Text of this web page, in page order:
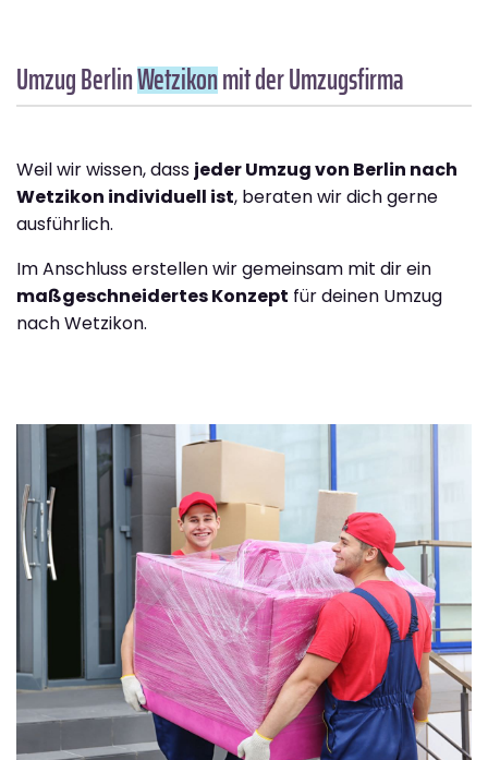
Umzug BerlinWetzikonmit der Umzugsfirma
Weil wir wissen, dass jeder Umzug von Berlin nach
Wetzikon individuell ist, beraten wir dich gerne
ausführlich.
Im Anschluss erstellen wir gemeinsam mit dir ein
maßgeschneidertes Konzept für deinen Umzug
nach Wetzikon.